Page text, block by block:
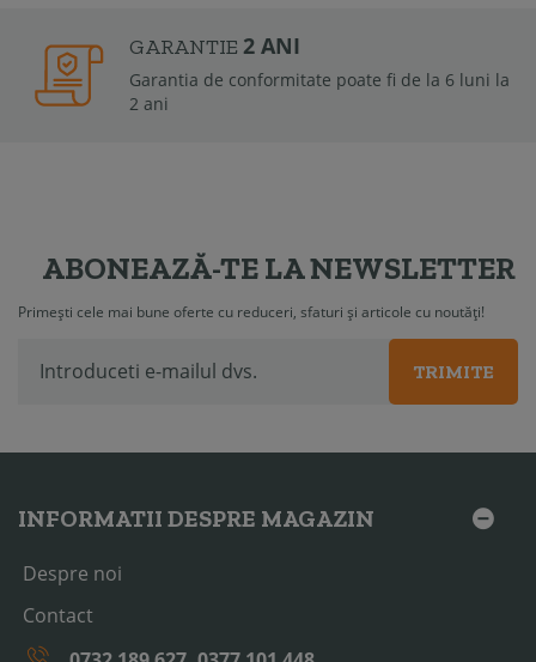
GARANTIE 2 ANI
Garantia de conformitate poate fi de la 6 luni la
2 ani
ABONEAZĂ-TE LA NEWSLETTER
Primești cele mai bune oferte cu reduceri, sfaturi și articole cu noutăți!
TRIMITE
INFORMATII DESPRE MAGAZIN
Despre noi
Contact